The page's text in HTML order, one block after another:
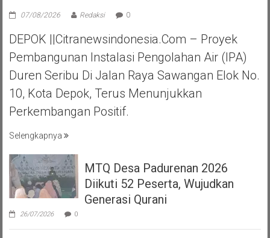
07/08/2026 Redaksi 0
DEPOK ||Citranewsindonesia.com – Proyek
Pembangunan Instalasi Pengolahan Air (IPA)
Duren Seribu Di Jalan Raya Sawangan Elok No.
10, Kota Depok, Terus Menunjukkan
Perkembangan Positif.
Selengkapnya
MTQ Desa Padurenan 2026
Diikuti 52 Peserta, Wujudkan
Generasi Qurani
26/07/2026 0